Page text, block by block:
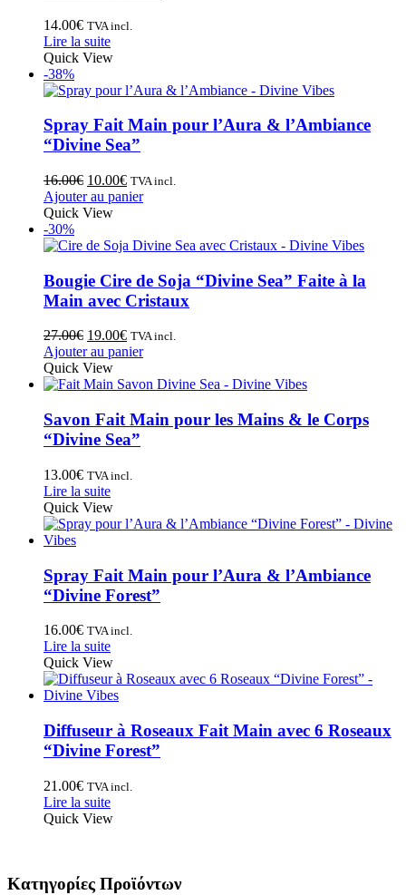
14.00€ TVA incl.
Lire la suite
Quick View
-38%
Spray Fait Main pour l’Aura & l’Ambiance
“Divine Sea”
16.00€ 10.00€ TVA incl.
Ajouter au panier
Quick View
-30%
Bougie Cire de Soja “Divine Sea” Faite à la
Main avec Cristaux
27.00€ 19.00€ TVA incl.
Ajouter au panier
Quick View
Savon Fait Main pour les Mains & le Corps
“Divine Sea”
13.00€ TVA incl.
Lire la suite
Quick View
Spray Fait Main pour l’Aura & l’Ambiance
“Divine Forest”
16.00€ TVA incl.
Lire la suite
Quick View
Diffuseur à Roseaux Fait Main avec 6 Roseaux
“Divine Forest”
21.00€ TVA incl.
Lire la suite
Quick View
Κατηγορίες Προϊόντων